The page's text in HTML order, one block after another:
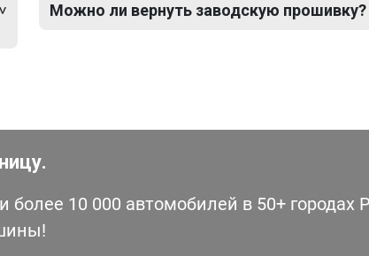
Можно ли вернуть заводскую прошивку?
10 000 автомобилей в 50+ городах